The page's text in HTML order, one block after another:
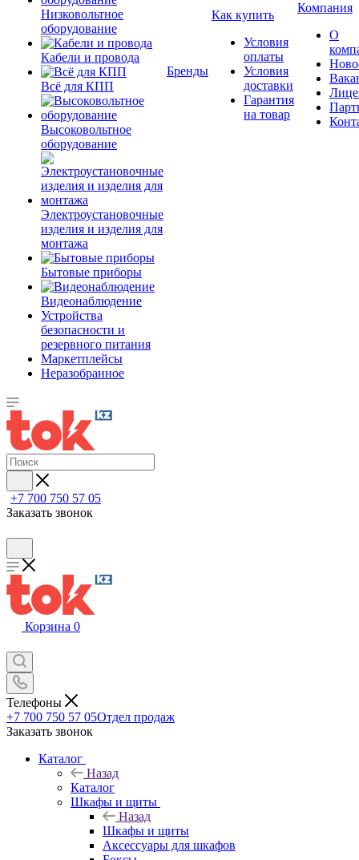
Низковольтное
оборудование
Кабели и провода
Всё для КПП
Высоковольтное
оборудование
Электроустановочные
изделия и изделия для
монтажа
Бытовые приборы
Видеонаблюдение
Устройства
безопасности и
резервного питания
Маркетплейсы
Неразобранное
Бренды
Как купить
Условия
оплаты
Условия
доставки
Гарантия
на товар
Компания
О
+7 700 750 57 05
Заказать звонок
Корзина 0
Телефоны
+7 700 750 57 05Отдел продаж
Заказать звонок
Каталог
Назад
Каталог
Шкафы и щиты
Назад
Шкафы и щиты
Аксессуары для шкафов